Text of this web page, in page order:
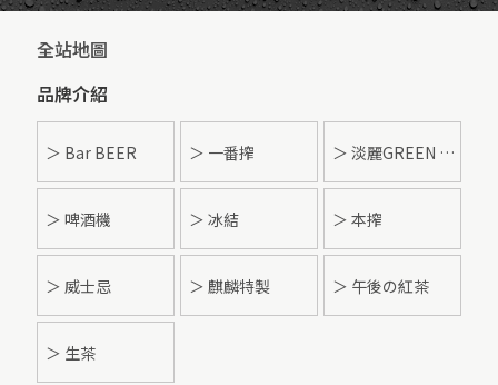
全站地圖
品牌介紹
＞ Bar BEER ＞ 一番搾 ＞ 淡麗GREEN LABEL
＞ 啤酒機 ＞ 冰結 ＞ 本搾
＞ 威士忌 ＞ 麒麟特製 ＞ 午後の紅茶
＞ 生茶